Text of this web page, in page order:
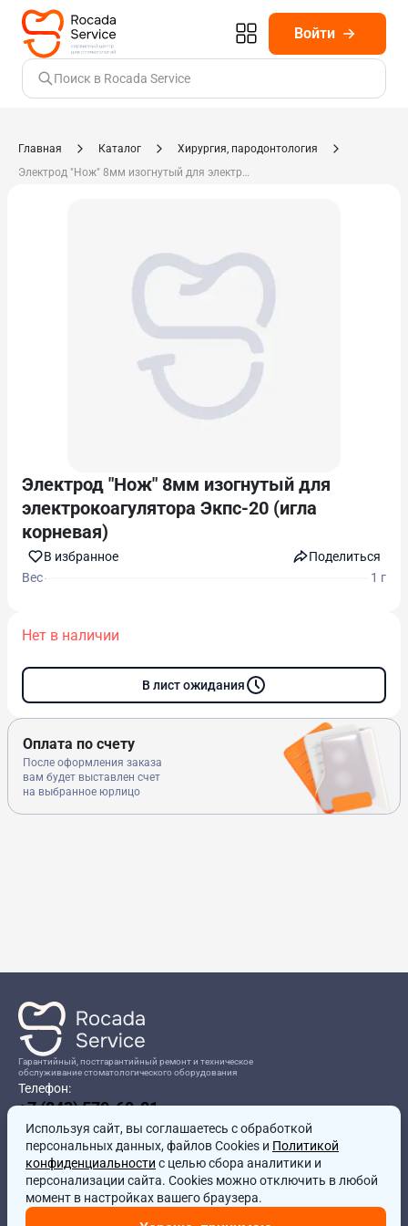
Войти
Поиск в Rocada Service
Главная Каталог
Хирургия, пародонтология
Электрод "Нож" 8мм изогнутый для электрокоагулятора Экпс-20 (игла корневая)
Электрод "Нож" 8мм изогнутый для
электрокоагулятора Экпс-20 (игла
корневая)
В избранноe
Поделиться
Вес
1 г
Нет в наличии
В лист ожидания
Оплата по счету
После оформления заказа
вам будет выставлен счет
на выбранное юрлицо
Гарантийный, постгарантийный ремонт и техническое
обслуживание стоматологического оборудования
Телефон:
+7 (843) 570-60-81
Режим работы:8:00-17:00
Адрес:
г.Казань, ул.Проспект Победы, д.204в
Почта:
service@rocadamed.ru
Используя сайт, вы соглашаетесь с обработкой
персональных данных, файлов Cookies и Политикой
конфиденциальности с целью сбора аналитики и
персонализации сайта. Cookies можно отключить в любой
момент в настройках вашего браузера.